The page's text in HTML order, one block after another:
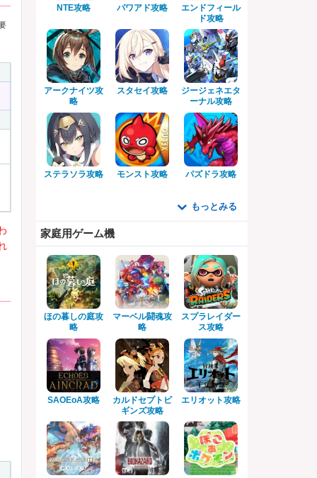
NTE攻略 パワアド攻略
エンドフィール
ド攻略
アークナイツ攻
略
スタセイ攻略
ジージェネエタ
ーナル攻略
ステラソラ攻略 モンスト攻略 パズドラ攻略
もっとみる
家庭用ゲーム機
ほの暮しの庭攻
略
マーベル闘魂攻
略
スプラレイダー
ス攻略
SAOEoA攻略
カルドセプトビ
ギンズ攻略
エリオット攻略